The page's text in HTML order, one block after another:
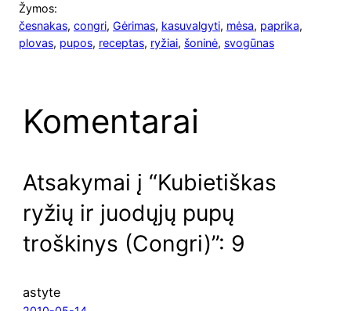
Žymos:
česnakas, congri, Gėrimas, kasuvalgyti, mėsa, paprika
plovas, pupos, receptas, ryžiai, šoninė, svogūnas
Komentarai
Atsakymai į “Kubietiškas
ryžių ir juodųjų pupų
troškinys (Congri)”: 9
astyte